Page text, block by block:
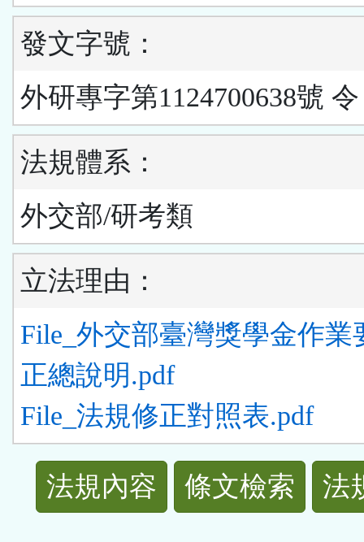
發文字號：
外研專字第1124700638號 令
法規體系：
外交部/研考類
立法理由：
File_外交部臺灣獎學金作業
正總說明.pdf
File_法規修正對照表.pdf
規
法規內容 條文檢索 法